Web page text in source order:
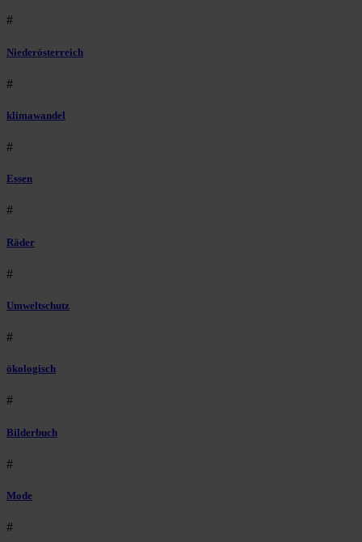
#
Niederösterreich
#
klimawandel
#
Essen
#
Räder
#
Umweltschutz
#
ökologisch
#
Bilderbuch
#
Mode
#